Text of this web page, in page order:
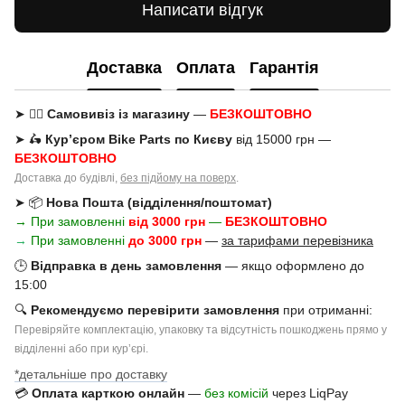
Написати відгук
Доставка Оплата Гарантія
➤ 🚶‍♂️ Самовивіз із магазину — БЕЗКОШТОВНО
➤ 🛵 Кур’єром Bike Parts по Києву від 15000 грн —
БЕЗКОШТОВНО
Доставка до будівлі, без підйому на поверх
➤ 📦 Нова Пошта (відділення/поштомат)
→ При замовленні від 3000 грн — БЕЗКОШТОВНО
→ При замовленні до 3000 грн — за тарифами перевізника
🕒 Відправка в день замовлення — якщо оформлено до
15:00
🔍 Рекомендуємо перевірити замовлення при отриманні:
Перевіряйте комплектацію, упаковку та відсутність пошкоджень прямо у
відділенні або при курʼєрі.
*детальніше про доставку
💳 Оплата карткою онлайн — без комісій через LiqPay